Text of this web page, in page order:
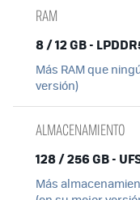
RAM
8 / 12 GB -
Más RAM que
versión)
ALMACENAMIENTO
128 / 256 GB -
Más